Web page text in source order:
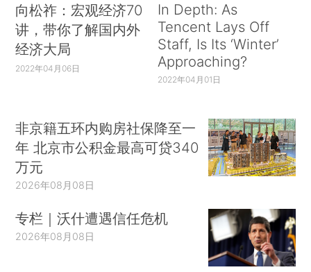
向松祚：宏观经济70
讲，带你了解国内外
经济大局
2022年04月06日
In Depth: As
Tencent Lays Off
Staff, Is Its ‘Winter’
Approaching?
2022年04月01日
非京籍五环内购房社保降至一
年 北京市公积金最高可贷340
万元
2026年08月08日
专栏｜沃什遭遇信任危机
2026年08月08日